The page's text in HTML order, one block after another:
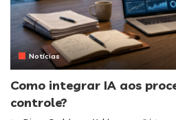
Notícias
Como integrar IA aos
controle?